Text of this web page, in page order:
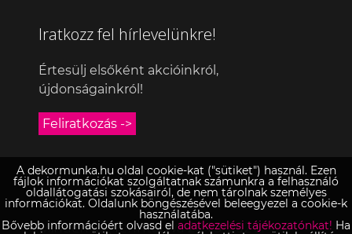
Iratkozz fel hírlevelünkre!
Értesülj elsőként akcióinkról,
újdonságainkról!
Feliratkozás ->
Minden jog fenntartva 2013-2026.
A dekormunka.hu oldal cookie-kat ("sütiket") használ. Ezen
fájlok információkat szolgáltatnak számunkra a felhasználó
oldallátogatási szokásairól, de nem tárolnak személyes
információkat. Oldalunk böngészésével beleegyezel a cookie-k
használatába.
Bővebb információért olvasd el adatkezelési tájékozatónkat! Ha